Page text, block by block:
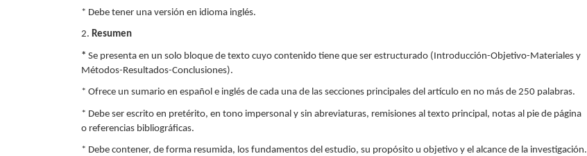
* Debe tener una versión en idioma inglés.
2. Resumen
* Se presenta en un solo bloque de texto cuyo contenido tiene que ser estructurado (Introducción-Objetivo-Materiales y
Métodos-Resultados-Conclusiones).
* Ofrece un sumario en español e inglés de cada una de las secciones principales del artículo en no más de 250 palabras.
* Debe ser escrito en pretérito, en tono impersonal y sin abreviaturas, remisiones al texto principal, notas al pie de página
o referencias bibliográficas.
* Debe contener, de forma resumida, los fundamentos del estudio, su propósito u objetivo y el alcance de la investigación.